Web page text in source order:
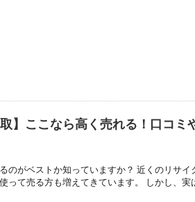
取】ここなら高く売れる！口コミ
のがベストか知っていますか？ 近くのリサイ
って売る方も増えてきています。 しかし、